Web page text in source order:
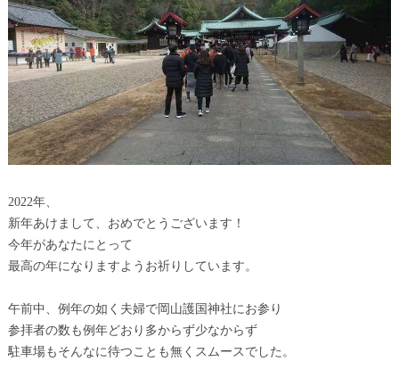
2022年、
新年あけまして、おめでとうございます！
今年があなたにとって
最高の年になりますようお祈りしています。
午前中、例年の如く夫婦で岡山護国神社にお参り
参拝者の数も例年どおり多からず少なからず
駐車場もそんなに待つことも無くスムースでした。